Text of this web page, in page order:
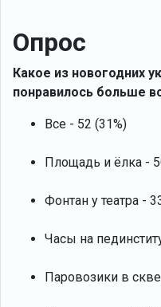
Опрос
Какое из новогодних
понравилось больше
Все - 52 (31%)
Площадь и ёлка -
Фонтан у театра -
Часы на
Паровозики в